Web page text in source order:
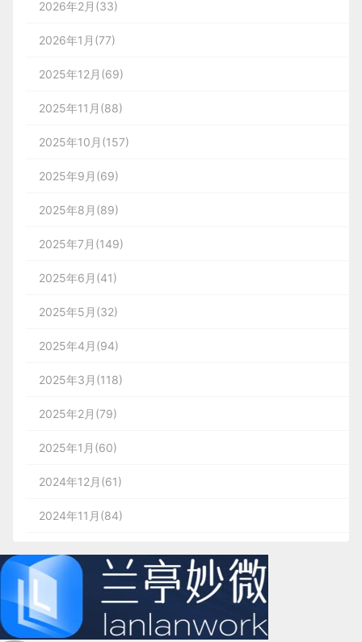
2026年2月(33)
2026年1月(77)
2025年12月(69)
2025年11月(88)
2025年10月(157)
2025年9月(69)
2025年8月(89)
2025年7月(149)
2025年6月(41)
2025年5月(32)
2025年4月(94)
2025年3月(118)
2025年2月(79)
2025年1月(60)
2024年12月(61)
2024年11月(84)
2024年9月(144)
2024年8月(164)